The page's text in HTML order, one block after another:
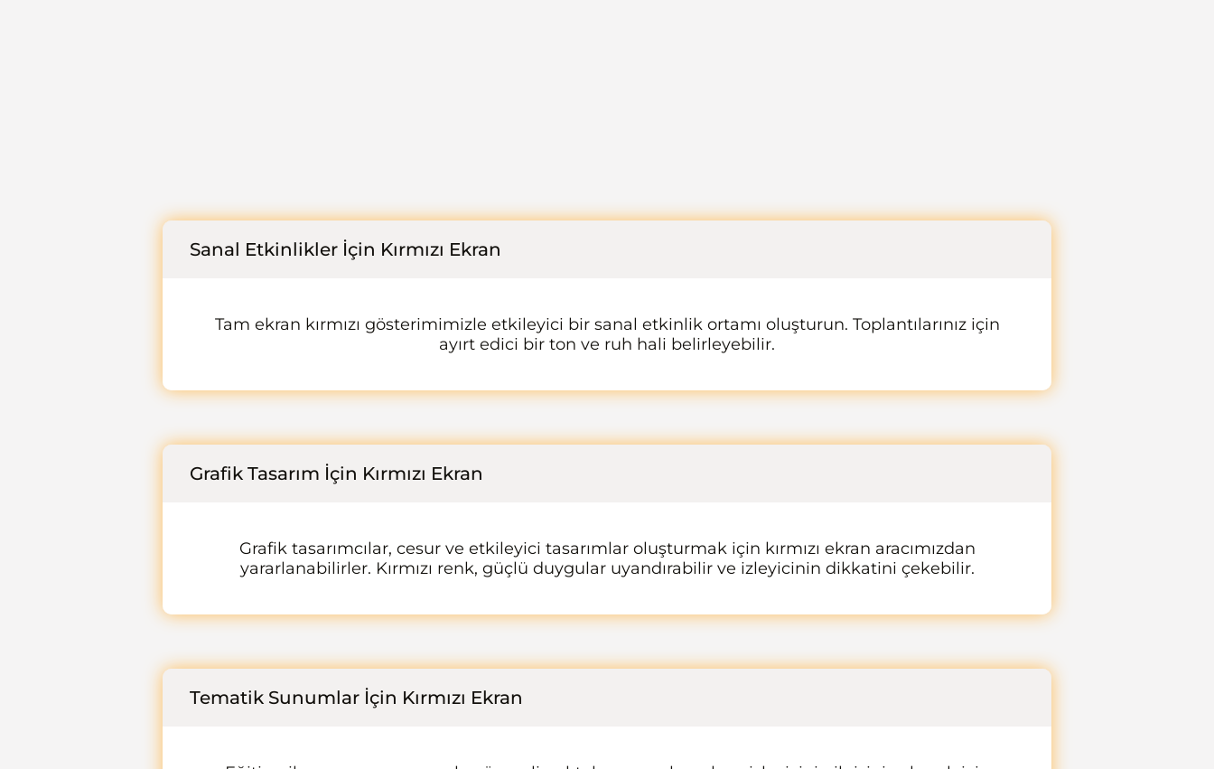
Sanal Etkinlikler İçin Kırmızı Ekran
Tam ekran kırmızı gösterimimizle etkileyici bir sanal etkinlik ortamı oluşturun. Toplantılarınız için
ayırt edici bir ton ve ruh hali belirleyebilir.
Grafik Tasarım İçin Kırmızı Ekran
Grafik tasarımcılar, cesur ve etkileyici tasarımlar oluşturmak için kırmızı ekran aracımızdan
yararlanabilirler. Kırmızı renk, güçlü duygular uyandırabilir ve izleyicinin dikkatini çekebilir.
Tematik Sunumlar İçin Kırmızı Ekran